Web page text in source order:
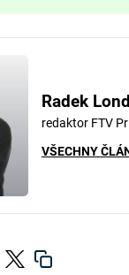
Radek
redaktor FTV
VŠECHNY